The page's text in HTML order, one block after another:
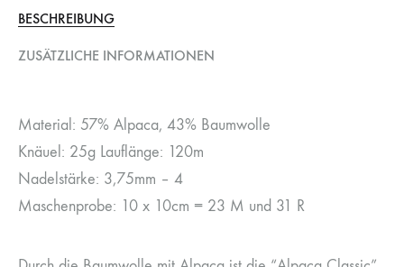
BESCHREIBUNG
ZUSÄTZLICHE INFORMATIONEN
Material: 57% Alpaca, 43% Baumwolle
Knäuel: 25g Lauflänge: 120m
Nadelstärke: 3,75mm – 4
Maschenprobe: 10 x 10cm = 23 M und 31 R